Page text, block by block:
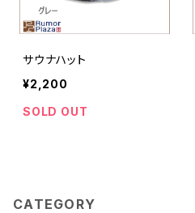
サウナハット
¥2,200
SOLD OUT
CATEGORY